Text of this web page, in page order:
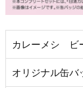
カレーメシ ビ
オリジナル缶バ